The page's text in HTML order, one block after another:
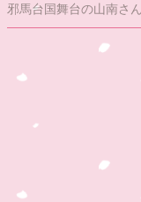
邪馬台国舞台の山南さ